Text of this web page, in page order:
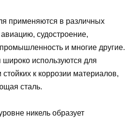
применяются в различных
судостроение,
и многие другие.
используются для
стойких к коррозии материалов,
сталь.
никель образует